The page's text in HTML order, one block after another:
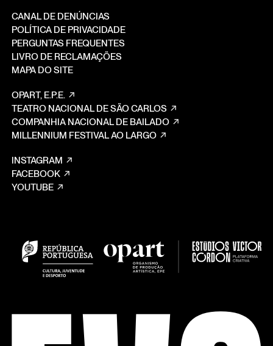
CANAL DE DENÚNCIAS
POLÍTICA DE PRIVACIDADE
PERGUNTAS FREQUENTES
LIVRO DE RECLAMAÇÕES
MAPA DO SITE
OPART, E.P.E.
TEATRO NACIONAL DE SÃO CARLOS
COMPANHIA NACIONAL DE BAILADO
MILLENNIUM FESTIVAL AO LARGO
INSTAGRAM
FACEBOOK
YOUTUBE